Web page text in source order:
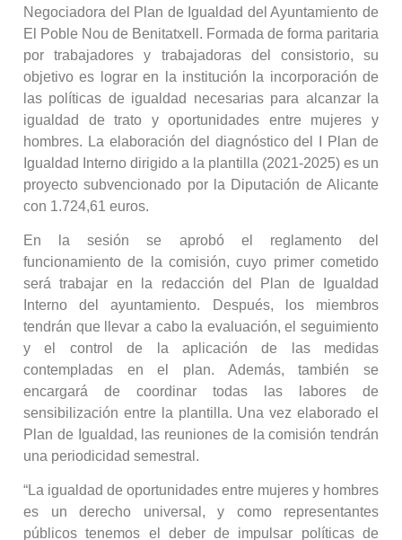
Negociadora del Plan de Igualdad del Ayuntamiento de
El Poble Nou de Benitatxell. Formada de forma paritaria
por trabajadores y trabajadoras del consistorio, su
objetivo es lograr en la institución la incorporación de
las políticas de igualdad necesarias para alcanzar la
igualdad de trato y oportunidades entre mujeres y
hombres. La elaboración del diagnóstico del I Plan de
Igualdad Interno dirigido a la plantilla (2021-2025) es un
proyecto subvencionado por la Diputación de Alicante
con 1.724,61 euros.
En la sesión se aprobó el reglamento del
funcionamiento de la comisión, cuyo primer cometido
será trabajar en la redacción del Plan de Igualdad
Interno del ayuntamiento. Después, los miembros
tendrán que llevar a cabo la evaluación, el seguimiento
y el control de la aplicación de las medidas
contempladas en el plan. Además, también se
encargará de coordinar todas las labores de
sensibilización entre la plantilla. Una vez elaborado el
Plan de Igualdad, las reuniones de la comisión tendrán
una periodicidad semestral.
“La igualdad de oportunidades entre mujeres y hombres
es un derecho universal, y como representantes
públicos tenemos el deber de impulsar políticas de